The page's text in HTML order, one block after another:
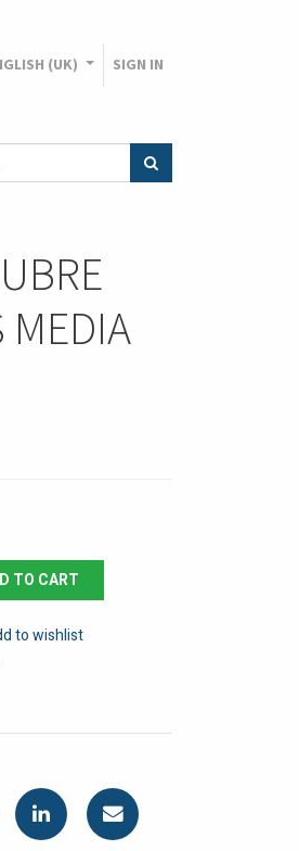
(UK) SIGN IN
MEDIA
TO CART
to wishlist